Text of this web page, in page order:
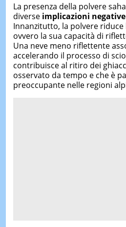
La presenza della polvere
diverse implicazioni negative
Innanzitutto, la polvere riduce
ovvero la sua capacità di
Una neve meno riflettente
accelerando il processo di
contribuisce al ritiro dei
osservato da tempo e che è
preoccupante nelle regioni